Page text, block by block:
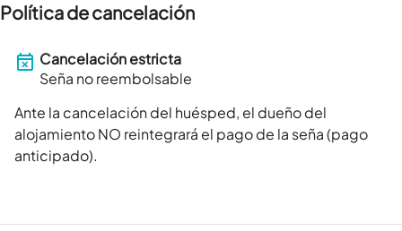
Política de cancelación
Cancelación estricta
Seña no reembolsable
Ante la cancelación del huésped, el dueño del
alojamiento NO reintegrará el pago de la seña (pago
anticipado).